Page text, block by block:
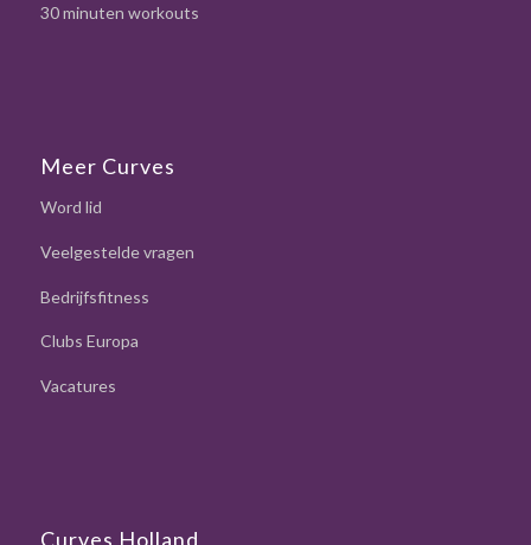
30 minuten workouts
Meer Curves
Word lid
Veelgestelde vragen
Bedrijfsfitness
Clubs Europa
Vacatures
Curves Holland